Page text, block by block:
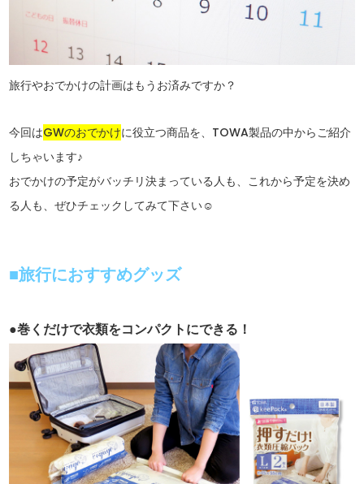
旅行やおでかけの計画はもうお済みですか？
今回はGWのおでかけに役立つ商品を、TOWA製品の中からご紹介
しちゃいます♪
おでかけの予定がバッチリ決まっている人も、これから予定を決め
る人も、ぜひチェックしてみて下さい☺
■旅行におすすめグッズ
●巻くだけで衣類をコンパクトにできる！